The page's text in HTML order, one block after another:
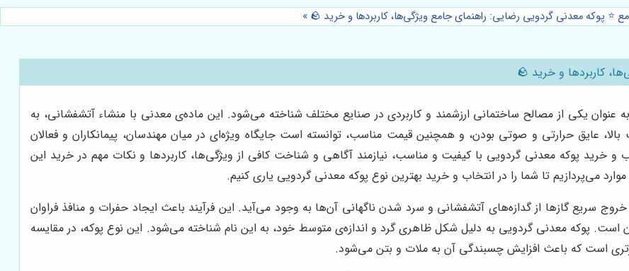
⭐️ پوکه معدنی گردویی رضایی: راهنمای جامع ویژگی‌ها، کاربردها و خرید 🪨 »
کاربردها و خرید 🪨
یکی از مصالح ساختمانی ارزشمند و کاربردی در صنایع مختلف شناخته می‌شود. این ماده‌ی معدنی با منشاء آتشفشانی، به
عایق حرارتی و صوتی بودن، و همچنین قیمت مناسب، توانسته است جایگاه ویژه‌ای در میان مهندسان، پیمانکاران و فعالان
خرید پوکه معدنی گردویی با کیفیت و مناسب، نیازمند آگاهی و شناخت کافی از ویژگی‌ها، کاربردها و نکات مهم در خرید این
می‌پردازیم تا شما را در انتخاب و خرید بهترین نوع پوکه معدنی گردویی یاری کنیم.
سریع گازها از گدازه‌های آتشفشانی و سرد شدن ناگهانی آن‌ها به وجود می‌آید. این فرآیند باعث ایجاد حفرات و منافذ فراوان
پوکه معدنی گردویی به دلیل شکل ظاهری گرد و اندازه‌ی متوسط خود، به این نام شناخته می‌شود. این نوع پوکه، در مقایسه
است که باعث افزایش چسبندگی آن به ملات و بتن می‌شود.